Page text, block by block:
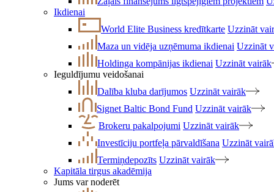
Ikdienai
World Elite Business kredītkarte Uzzināt
Maza un vidēja uzņēmuma ikdienai Uzzināt
Holdinga kompānijas ikdienai Uzzināt vairāk
Ieguldījumu veidošanai
Dalība kluba darījumos Uzzināt vairāk
Signet Baltic Bond Fund Uzzināt vairāk
Brokeru pakalpojumi Uzzināt vairāk
Investīciju portfeļa pārvaldīšana Uzzināt
Termiņdepozīts Uzzināt vairāk
Kapitāla tirgus akadēmija
Jums var noderēt